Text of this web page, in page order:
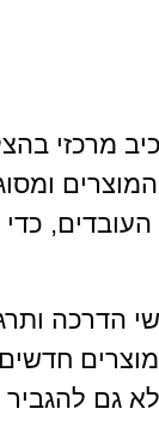
מרכזי
הדרכה
גם